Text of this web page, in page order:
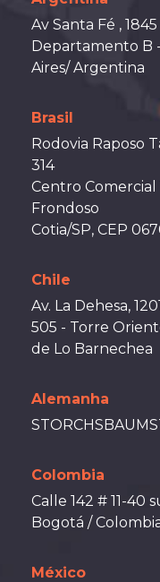
Av Santa Fé , 1845
Departamento B
Aires/ Argentina
Brasil
Rodovia Raposo
314
Centro
Frondoso
Cotia/SP, CEP
Chile
Av. La Dehesa,
505 - Torre
de Lo Barnechea
Alemanha
Colombia
Calle 142 # 11-40
Bogotá /
México